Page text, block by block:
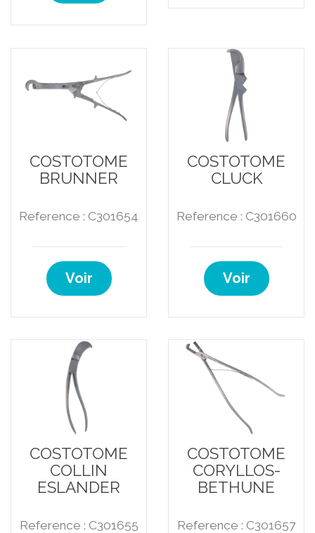
COSTOTOME
BRUNNER
Reference : C301654
Voir
COSTOTOME
CLUCK
Reference : C301660
Voir
COSTOTOME
COLLIN
ESLANDER
Reference : C301655
COSTOTOME
CORYLLOS-
BETHUNE
Reference : C301657